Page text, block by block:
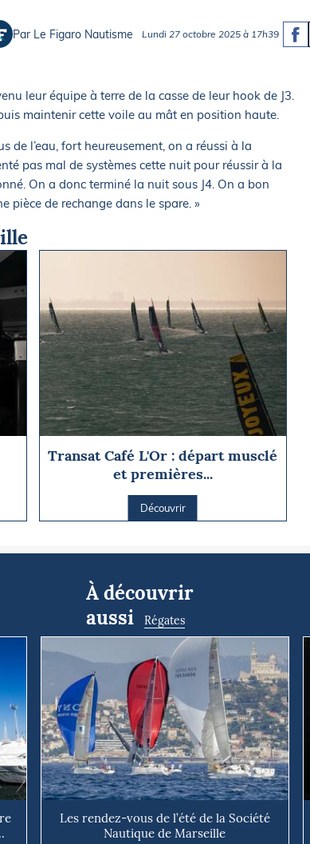
en mer
Par Le Figaro Nautisme Lundi 27 octobre 2025 à 17h39
leur équipe à terre de la casse de leur hook de J3.
maintenir cette voile au mât en position haute.
de l’eau, fort heureusement, on a réussi à la
pas mal de systèmes cette nuit pour réussir à la
On a donc terminé la nuit sous J4. On a bon
pièce de rechange dans le spare. »
Transat Café L'Or : départ musclé
et premières...
Découvrir
À découvrir
aussi
Régates
Les rendez-vous de l’été de la Société
Nautique de Marseille